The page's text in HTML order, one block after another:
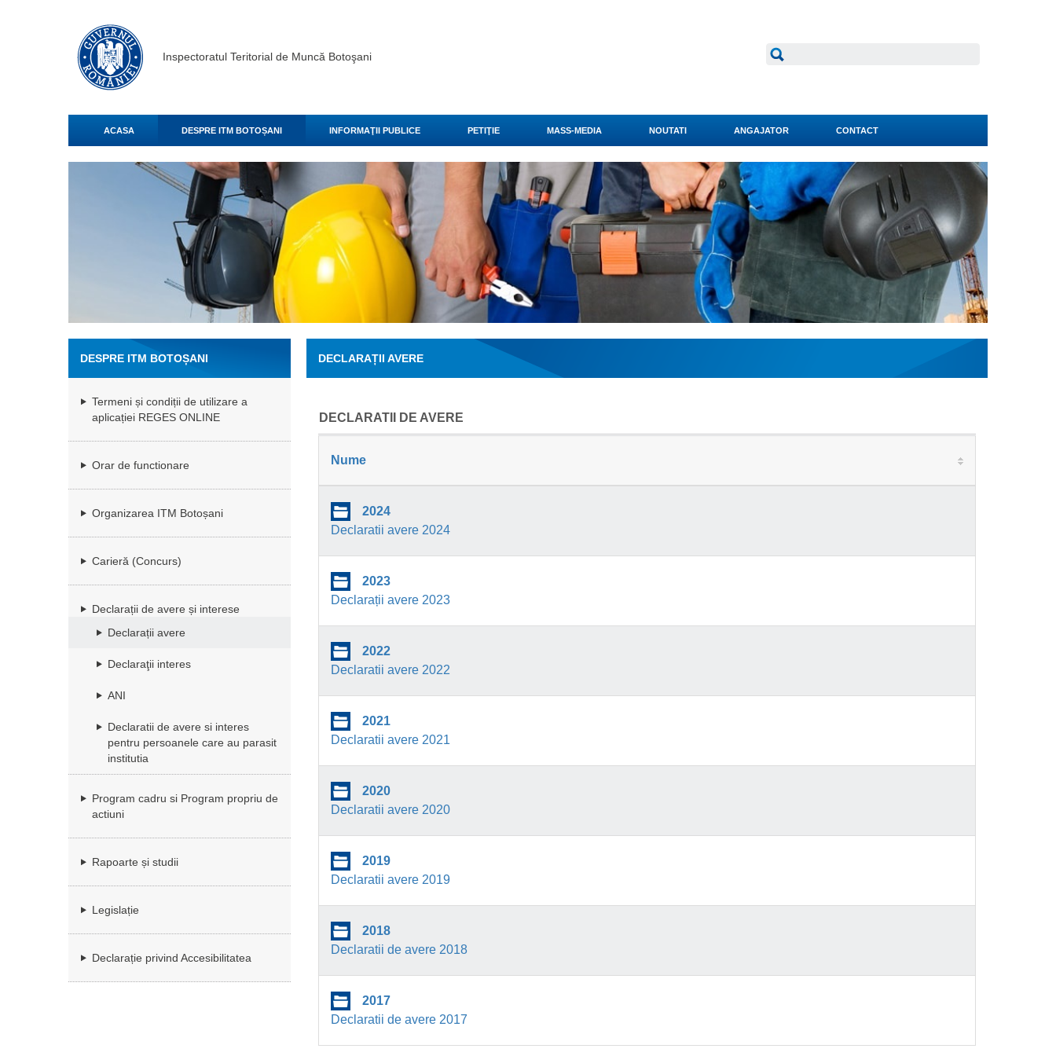
Inspectoratul Teritorial de Muncă Botoşani
ACASA DESPRE ITM BOTOȘANI INFORMAŢII PUBLICE PETIŢIE MASS-MEDIA NOUTATI ANGAJATOR CONTACT
DESPRE ITM BOTOȘANI
Termeni și condiții de utilizare a
aplicației REGES ONLINE
Orar de functionare
Organizarea ITM Botoșani
Carieră (Concurs)
Declarații de avere și interese
Declarații avere
Declaraţii interes
ANI
Declaratii de avere si interes
pentru persoanele care au parasit
institutia
Program cadru si Program propriu de
actiuni
Rapoarte și studii
Legislație
Declarație privind Accesibilitatea
DECLARAȚII AVERE
DECLARATII DE AVERE
Nume
2024
Declaratii avere 2024
2023
Declarații avere 2023
2022
Declaratii avere 2022
2021
Declaratii avere 2021
2020
Declaratii avere 2020
2019
Declaratii avere 2019
2018
Declaratii de avere 2018
2017
Declaratii de avere 2017